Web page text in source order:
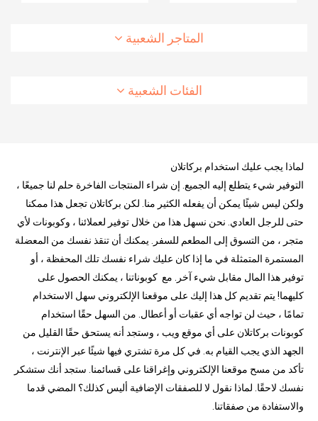
المتاجر الشعبية
الفئات الشعبية
لماذا يجب عليك استخدام بركاتلان
التوفير شيء يتطلع إليه الجميع. إن شراء المنتجات الفاخرة حلم لنا جميعًا ،
ولكن ليس شيئًا يمكن أن يفعله الكثير منا. لكن بركاتلان تجعل هذا ممكنا
حتى للرجل العادي. نحن نسهل هذا من خلال توفير لعملائنا ، وكوبونات لأي
متجر ، من التسوق إلى المطعم للسفر. يمكنك أن تنقذ نفسك من المعضلة
المستمرة المتمثلة في ما إذا كان عليك شراء نفسك تلك المحفظة ، أو
توفير هذا المال مقابل شيء آخر. مع كوبوناتنا ، يمكنك الحصول على
كليهما! يتم تقديم كل هذا إليك على موقعنا الإلكتروني سهل الاستخدام
تمامًا ، حيث لن تواجه أي عقبات أو أعطال. من السهل حقًا استخدام
كوبونات بركاتلان على أي موقع ويب ، وستجد أنه يستحق حقًا القليل من
الجهد الذي يجب القيام به. في كل مرة تشتري فيها شيئًا عبر الإنترنت ،
تأكد من مسح موقعنا الإلكتروني وإغراقنا على قسائمنا. ستجد أنك ستشكر
نفسك لاحقًا. لماذا نقول لا للصفقات الإضافية أليس كذلك؟ المضي قدما
والاستفادة من صفقاتنا.